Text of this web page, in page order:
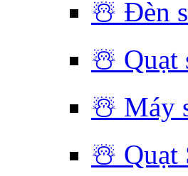
☃️ Đèn
☃️ Quạt
☃️ Máy
☃️ Quạt